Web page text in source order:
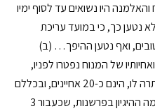
היו נשואים עד לסוף ימיו
נטען כך, כי במועד עריכת
ואף נטען ההיפך… (ב)
של המנוח נפטרו לפניו,
והקרבה המשפחתית הכי קרובה שנותרה לו, הינם כ-20 אחיינים, ובכללם
האחיין דנן. בשים לב לעובדות הנ"ל, מה ההיגיון בפרשנות, שכעבור 3